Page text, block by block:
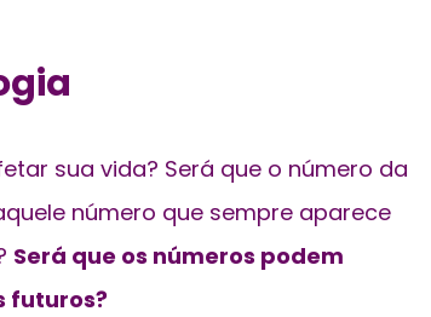
sua vida? Será que o número da
número que sempre aparece
Será que os números podem
futuros?